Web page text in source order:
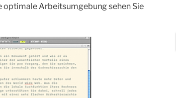
optimale Arbeitsumgebung sehen Sie